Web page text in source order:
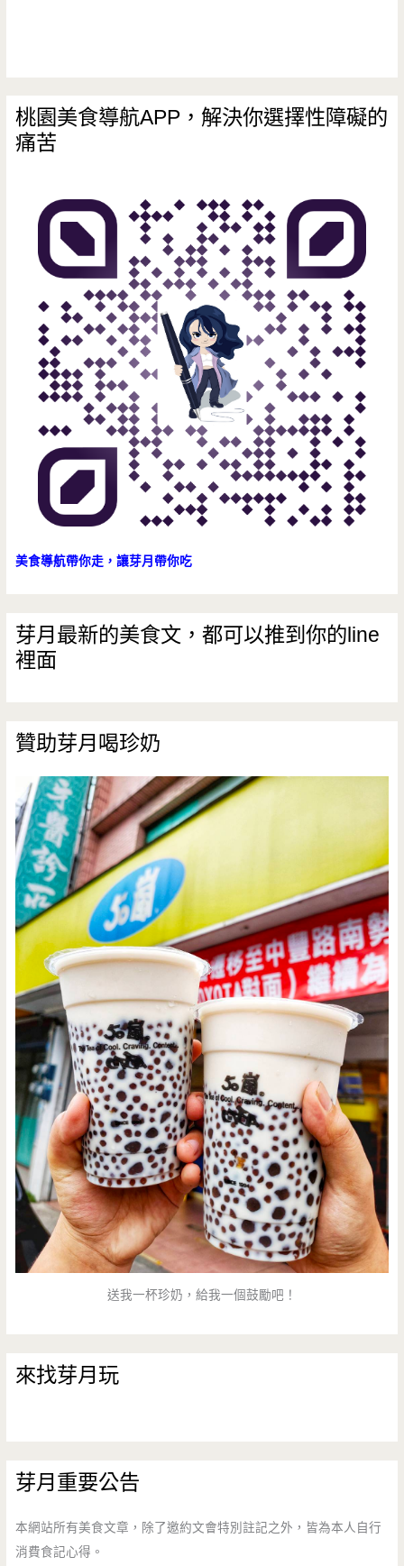
桃園美食導航APP，解決你選擇性障礙的
痛苦
美食導航帶你走，讓芽月帶你吃
芽月最新的美食文，都可以推到你的line
裡面
贊助芽月喝珍奶
送我一杯珍奶，給我一個鼓勵吧！
來找芽月玩
芽月重要公告
本網站所有美食文章，除了邀約文會特別註記之外，皆為本人自行
消費食記心得。